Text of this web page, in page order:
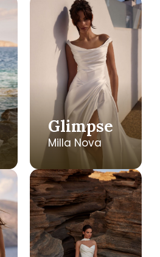
Glimpse
Milla Nova